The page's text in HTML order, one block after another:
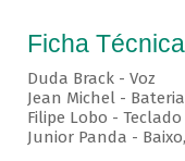
Ficha Técnica
Duda Brack - Voz
Jean Michel -
Filipe Lobo -
Junior Panda -